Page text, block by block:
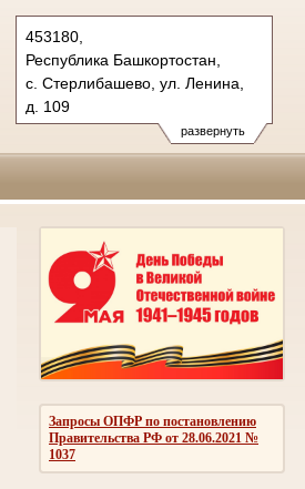
развернуть
453180,
Республика Башкортостан,
с. Стерлибашево, ул. Ленина,
д. 109
Тел.: (34739) 2-21-80
sterlibashevsky.bkr@sudrf.ru
Запросы ОПФР по постановлению
Правительства РФ от 28.06.2021 №
1037